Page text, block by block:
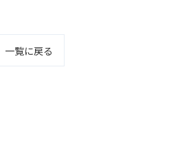
一覧に戻る